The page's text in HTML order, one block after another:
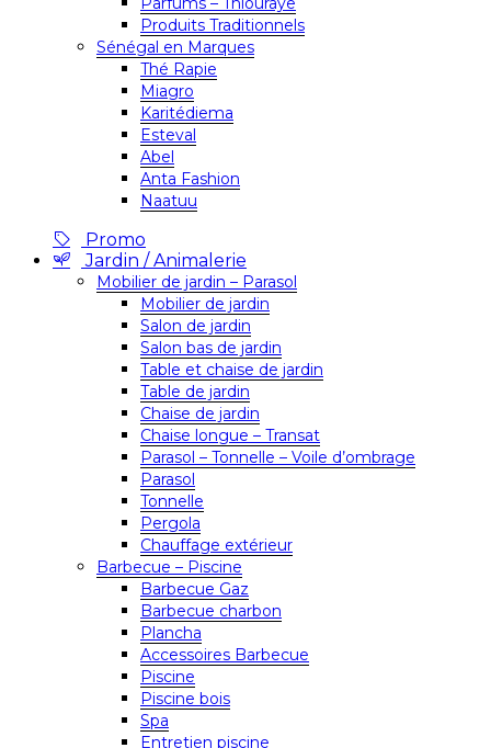
Produits Traditionnels
Sénégal en Marques
Thé Rapie
Miagro
Karitédiema
Esteval
Abel
Anta Fashion
Naatuu
Promo
Jardin / Animalerie
Mobilier de jardin – Parasol
Mobilier de jardin
Salon de jardin
Salon bas de jardin
Table et chaise de jardin
Table de jardin
Chaise de jardin
Chaise longue – Transat
Parasol – Tonnelle – Voile d’ombrage
Parasol
Tonnelle
Pergola
Chauffage extérieur
Barbecue – Piscine
Barbecue Gaz
Barbecue charbon
Plancha
Accessoires Barbecue
Piscine
Piscine bois
Spa
Entretien piscine